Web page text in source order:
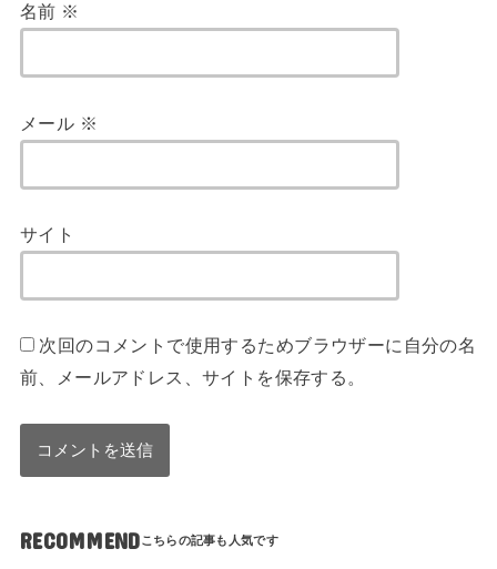
名前 ※
メール ※
サイト
次回のコメントで使用するためブラウザーに自分の名
前、メールアドレス、サイトを保存する。
RECOMMEND